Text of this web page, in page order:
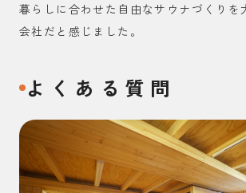
暮らしに合わせた自由なサウナづくりを
会社だと感じました。
よくある質問